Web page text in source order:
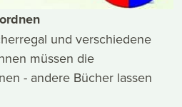
und verschiedene
müssen die
- andere Bücher lassen